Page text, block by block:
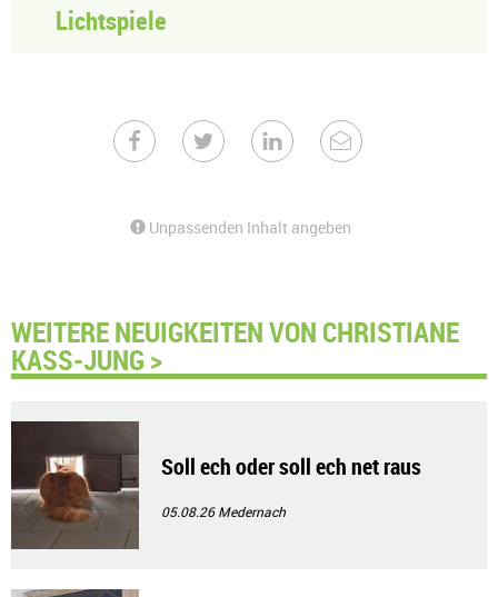
Lichtspiele
Unpassenden Inhalt angeben
WEITERE NEUIGKEITEN VON CHRISTIANE
KASS-JUNG >
Soll ech oder soll ech net raus
05.08.26Medernach